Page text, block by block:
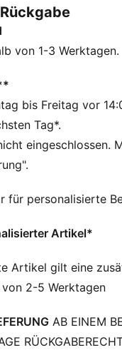
50 %
Empfohlen für ältere
von 1-3 Werktagen.
bis Freitag vor
Tag*.
eingeschlossen.
für personalisierte
Artikel*
Artikel gilt eine
2-5 Werktagen
AB EINEM